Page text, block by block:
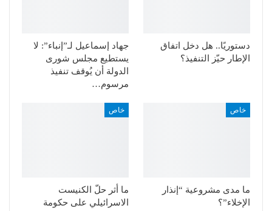
دستوريًا.. هل دخل اتفاق
الإطار حيّز التنفيذ؟
جهاد إسماعيل لـ”إنباء”: لا
يستطيع مجلس شورى
الدولة أن يُوقف تنفيذ
مرسوم…
خاص
ما مدى مشروعية “إنذار
الإخلاء”؟
خاص
ما أثر حلّ الكنيست
الاسرائيلي على حكومة